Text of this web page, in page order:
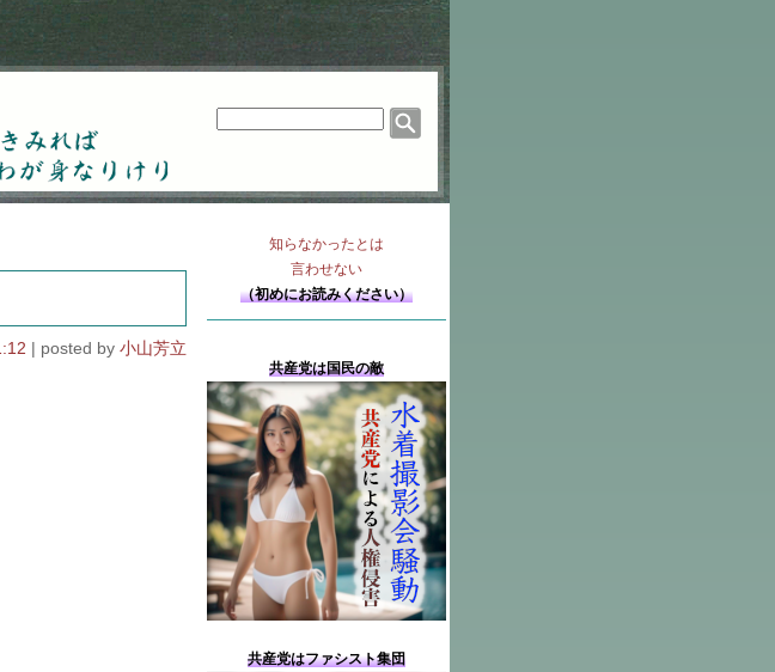
遊ばれ暮るるわが
小山芳立
知らなかったとは
言わせない
（初めにお読みください）
共産党は国民の敵
共産党はファシスト集団